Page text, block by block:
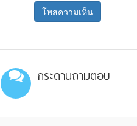
กระดานถามตอบ